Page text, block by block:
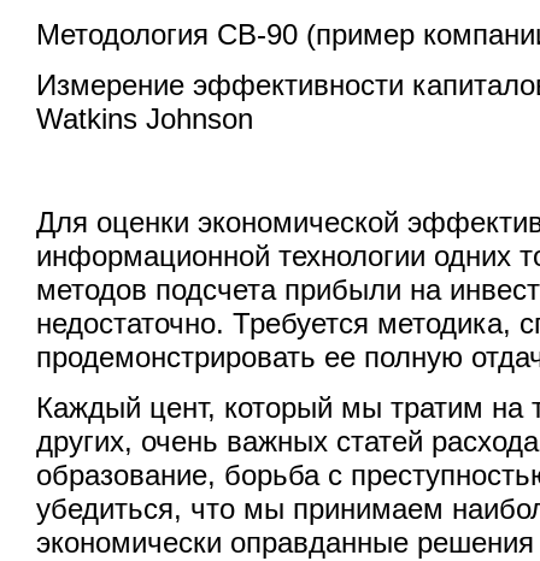
Методология CB-90 (пример
Измерение эффективности
Watkins Johnson
Для оценки экономической
информационной технологии одних
методов подсчета прибыли на
недостаточно. Требуется методика,
продемонстрировать ее полную
Каждый цент, который мы тратим на
других, очень важных статей
образование, борьба с
убедиться, что мы принимаем
экономически оправданные